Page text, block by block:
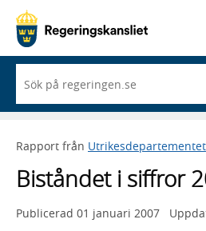
du
börjar
skriva
framträder
lista
med
sökförslag
Rapport från Utrikesdepartementet
Biståndet i siffror
Publicerad 01 januari 2007